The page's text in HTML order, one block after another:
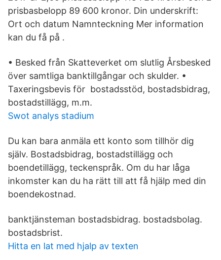
prisbasbelopp 89 600 kronor. Din underskrift:
Ort och datum Namnteckning Mer information
kan du få på .
• Besked från Skatteverket om slutlig Årsbesked
över samtliga banktillgångar och skulder. •
Taxeringsbevis för bostadsstöd, bostadsbidrag,
bostadstillägg, m.m.
Swot analys stadium
Du kan bara anmäla ett konto som tillhör dig
själv. Bostadsbidrag, bostadstillägg och
boendetillägg, teckenspråk. Om du har låga
inkomster kan du ha rätt till att få hjälp med din
boendekostnad.
banktjänsteman bostadsbidrag. bostadsbolag.
bostadsbrist.
Hitta en lat med hjalp av texten